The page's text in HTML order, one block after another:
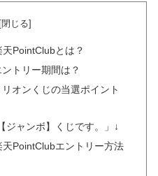
PointClubとは？
トリー期間は？
オンくじの当選ポイント
ジャンボ】くじです。」↓
PointClubエントリー方法